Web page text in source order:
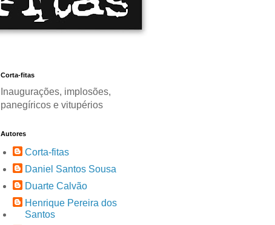
Corta-fitas
Inaugurações, implosões,
panegíricos e vitupérios
Autores
Corta-fitas
Daniel Santos Sousa
Duarte Calvão
Henrique Pereira dos
Santos